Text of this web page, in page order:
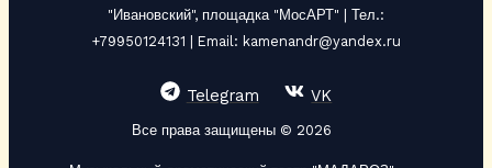
"Ивановский", площадка "МосАРТ" | Тел.:
+79950124131 | Email: kamenandr@yandex.ru
Telegram VK
Все права защищены © 2026